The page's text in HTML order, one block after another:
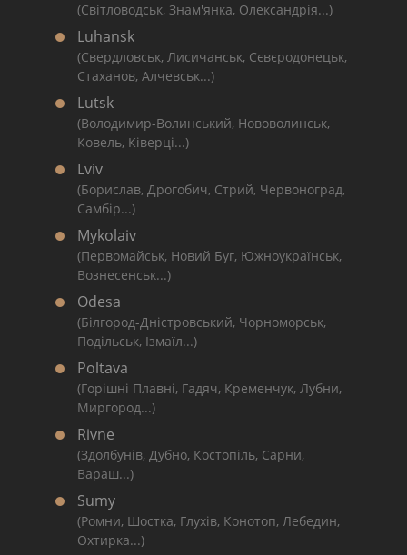
(Світловодськ, Знам'янка, Олександрія...)
Luhansk
(Свердловськ, Лисичанськ, Сєвєродонецьк,
Стаханов, Алчевськ...)
Lutsk
(Володимир-Волинський, Нововолинськ,
Ковель, Ківерці...)
Lviv
(Борислав, Дрогобич, Стрий, Червоноград,
Самбір...)
Mykolaiv
(Первомайськ, Новий Буг, Южноукраїнськ,
Вознесенськ...)
Odesa
(Білгород-Дністровський, Чорноморськ,
Подільськ, Ізмаїл...)
Poltava
(Горішні Плавні, Гадяч, Кременчук, Лубни,
Миргород...)
Rivne
(Здолбунів, Дубно, Костопіль, Сарни,
Вараш...)
Sumy
(Ромни, Шостка, Глухів, Конотоп, Лебедин,
Охтирка...)